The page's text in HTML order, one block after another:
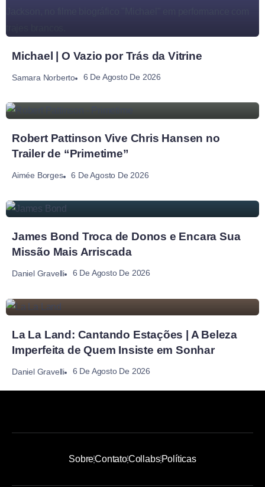
Michael | O Vazio por Trás da Vitrine
Samara Norberto 6 De Agosto De 2026
Robert Pattinson Vive Chris Hansen no
Trailer de “Primetime”
Aimée Borges 6 De Agosto De 2026
James Bond Troca de Donos e Encara Sua
Missão Mais Arriscada
Daniel Gravelli 6 De Agosto De 2026
La La Land: Cantando Estações | A Beleza
Imperfeita de Quem Insiste em Sonhar
Daniel Gravelli 6 De Agosto De 2026
SobreContatoCollabsPolíticas